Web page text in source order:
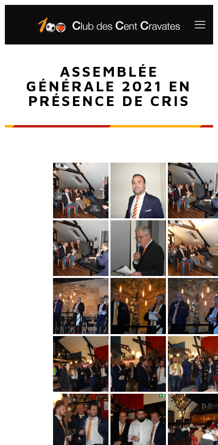
ASSEMBLÉE
GÉNÉRALE 2021 EN
PRÉSENCE DE CRIS